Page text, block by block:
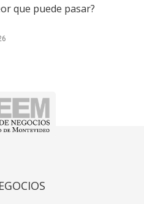
que puede pasar?